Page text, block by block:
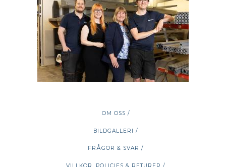
OM OSS /
BILDGALLERI /
FRÅGOR & SVAR /
VILLKOR, POLICIES & RETURER /